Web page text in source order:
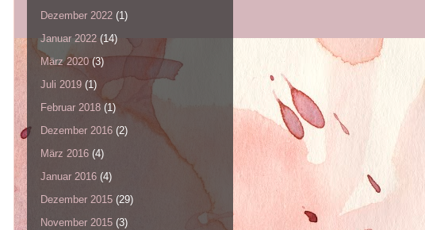
Dezember 2022 (1)
Januar 2022 (14)
März 2020(3)
Juli 2019 (1)
Februar 2018 (1)
Dezember 2016 (2)
März 2016 (4)
Januar 2016 (4)
Dezember 2015 (29)
November 2015 (3)